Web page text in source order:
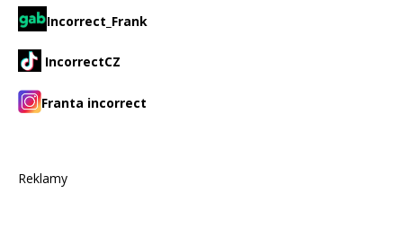
Incorrect_Frank
IncorrectCZ
Franta incorrect
Reklamy